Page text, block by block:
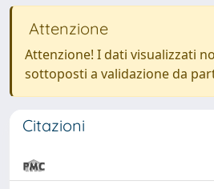
Attenzione
Attenzione! I dati visualizzati
sottoposti a validazione da
Citazioni